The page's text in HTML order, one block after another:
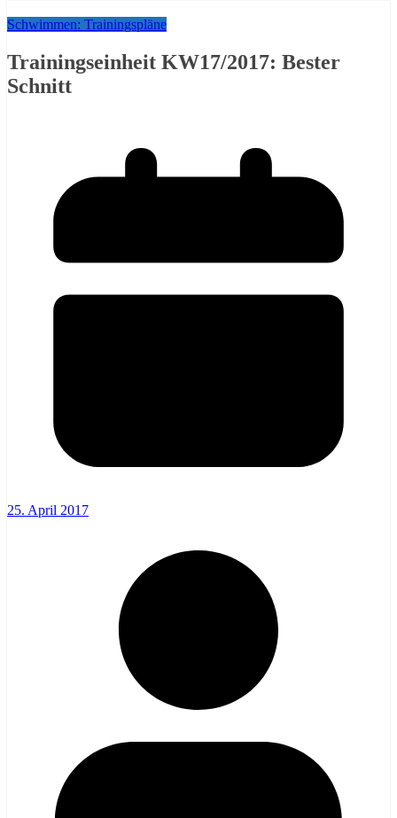
Schwimmen: Trainingspläne
Trainingseinheit KW17/2017: Bester
Schnitt
25. April 2017